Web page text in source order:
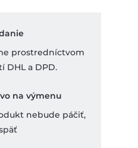
prostredníctvom
DHL a DPD.
na výmenu
nebude páčiť,